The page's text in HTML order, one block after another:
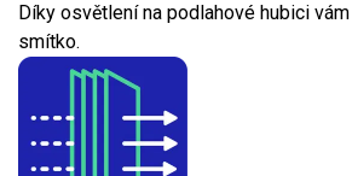
Díky osvětlení na podlahové hubici
smítko.